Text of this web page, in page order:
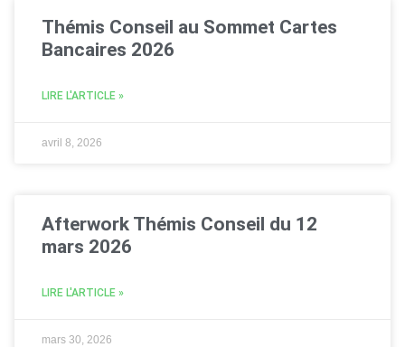
Thémis Conseil au Sommet Cartes
Bancaires 2026
LIRE L'ARTICLE »
avril 8, 2026
Afterwork Thémis Conseil du 12
mars 2026
LIRE L'ARTICLE »
mars 30, 2026